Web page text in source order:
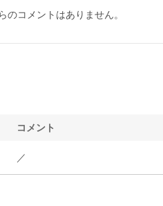
のコメントはありません。
コメント
／